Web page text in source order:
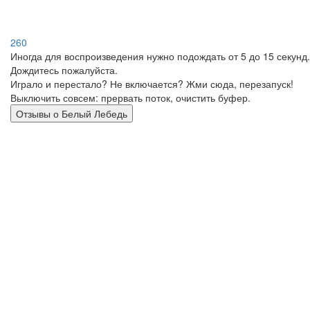
260
Иногда для воспроизведения нужно подождать от 5 до 15 секунд.
Дождитесь пожалуйста.
Играло и перестало? Не включается? Жми сюда, перезапуск!
Выключить совсем: прервать поток, очистить буфер.
Отзывы о Белый Лебедь